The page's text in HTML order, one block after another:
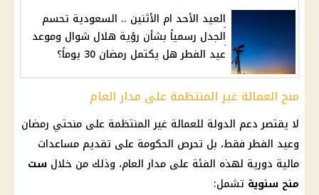
العيد الأحد ام الأثنين .. السعودية تحسم
الجدل رسمياً بشأن رؤية هلال شوال وموعد
عيد الفطر هل يكتمل رمضان 30 يوماً؟
منح العمالة غير المنتظمة على مدار العام
لا يقتصر دعم الدولة للعمالة غير المنتظمة على منحتي رمضان
وعيد الفطر فقط، بل تحرص الحكومة على تقديم مساعدات
مالية دورية لهذه الفئة على مدار العام، وذلك من خلال ست
منح سنوية تشمل: